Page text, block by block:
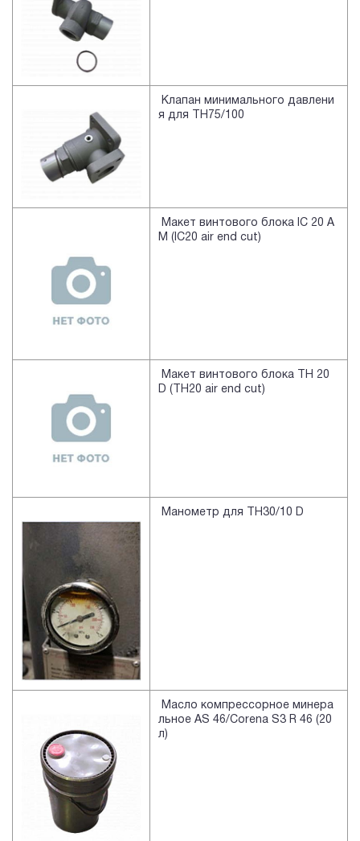
Клапан минимального давлени
я для TH75/100
Макет винтового блока IC 20 A
M (IC20 air end cut)
Макет винтового блока TH 20
D (TH20 air end cut)
Манометр для TH30/10 D
Масло компрессорное минера
льное AS 46/Corena S3 R 46 (20
л)